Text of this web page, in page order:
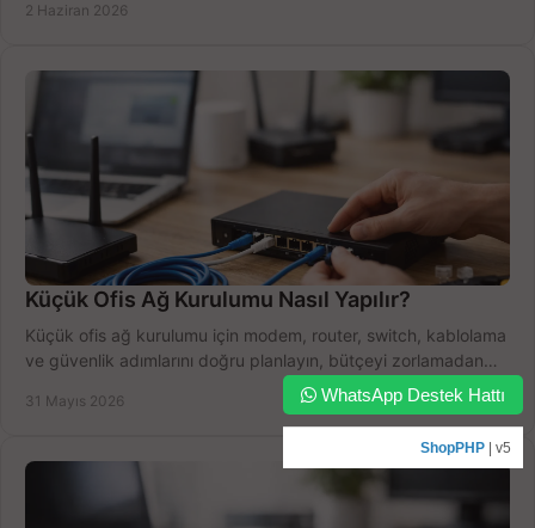
2 Haziran 2026
Küçük Ofis Ağ Kurulumu Nasıl Yapılır?
Küçük ofis ağ kurulumu için modem, router, switch, kablolama
ve güvenlik adımlarını doğru planlayın, bütçeyi zorlamadan
31 Mayıs 2026 WhatsApp Destek Hattı
ShopPHP | v5